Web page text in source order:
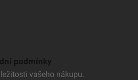
podmínky
vašeho nákupu.